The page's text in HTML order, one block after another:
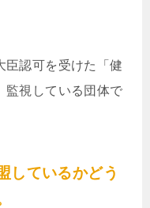
臣認可を受けた「健
監視している団体で
しているかどう